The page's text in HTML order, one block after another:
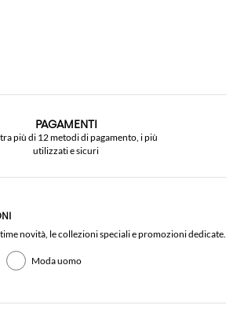
PAGAMENTI
più di 12 metodi di pagamento, i più
utilizzati e sicuri
novità, le collezioni speciali e promozioni dedicate.
Moda uomo